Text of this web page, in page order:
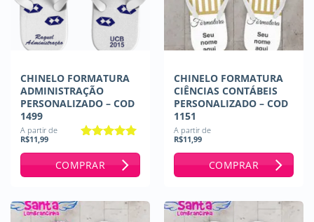
CHINELO FORMATURA
ADMINISTRAÇÃO
PERSONALIZADO – COD
1499
A partir de
R$11,99
COMPRAR
CHINELO FORMATURA
CIÊNCIAS CONTÁBEIS
PERSONALIZADO – COD
1151
A partir de
R$11,99
COMPRAR